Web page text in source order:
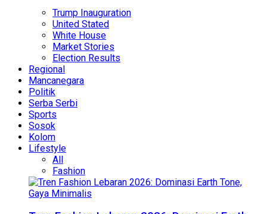
Trump Inauguration
United Stated
White House
Market Stories
Election Results
Regional
Mancanegara
Politik
Serba Serbi
Sports
Sosok
Kolom
Lifestyle
All
Fashion